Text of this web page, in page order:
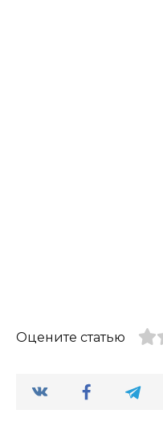
Оцените статью